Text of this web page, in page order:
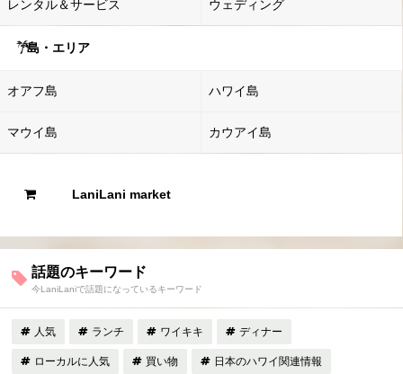
レンタル＆サービス ウェディング
島・エリア
オアフ島 ハワイ島
マウイ島 カウアイ島
LaniLani market
話題のキーワード
今LaniLaniで話題になっているキーワード
人気 ランチ ワイキキ ディナー
ローカルに人気 買い物 日本のハワイ関連情報